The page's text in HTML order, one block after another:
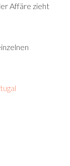
Affäre zieht